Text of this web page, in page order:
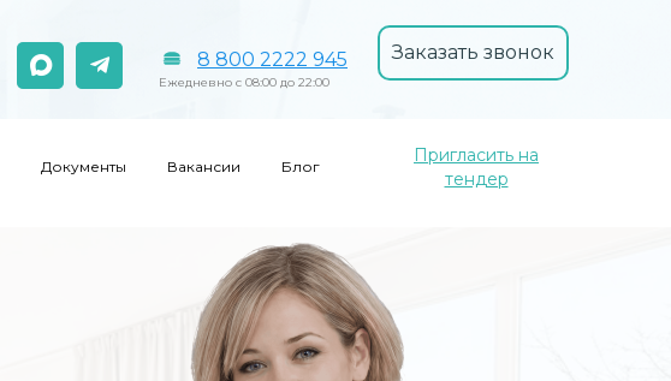
8 800 2222 945
Ежедневно с 08:00 до 22:00
Заказать звонок
Документы Вакансии Блог
Пригласить на
тендер